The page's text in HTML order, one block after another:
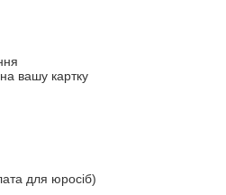
вашу картку
для юросіб)